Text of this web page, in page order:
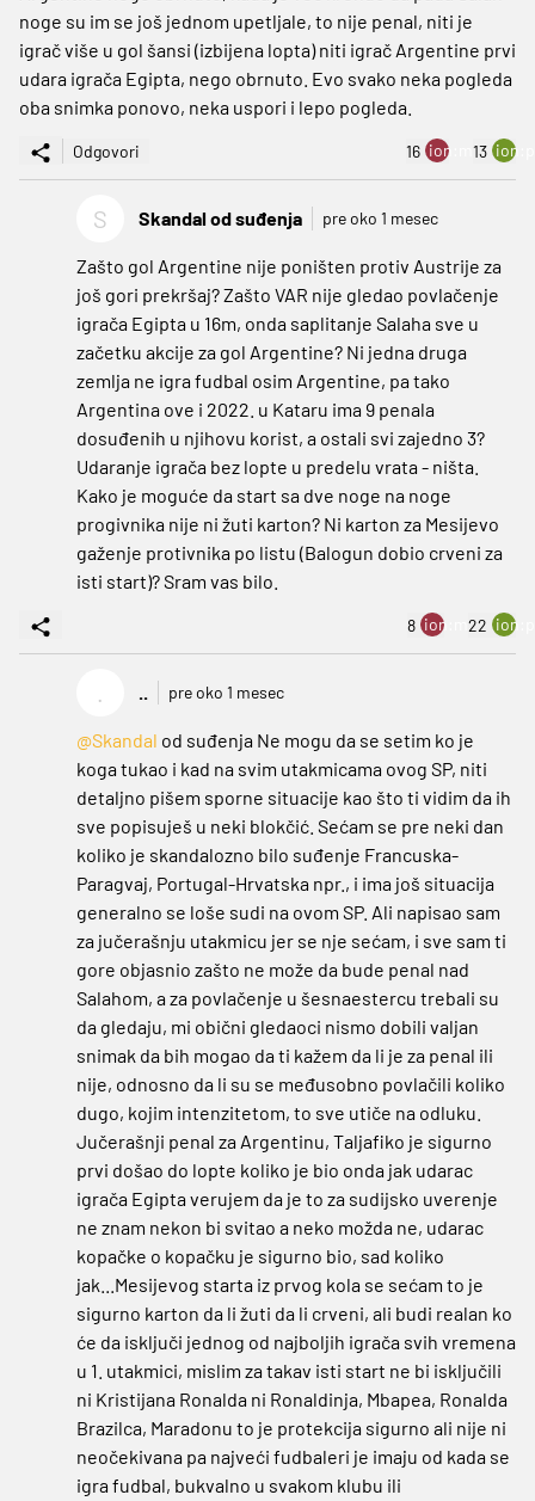
noge su im se još jednom upetljale, to nije penal, niti je
igrač više u gol šansi (izbijena lopta) niti igrač Argentine prvi
udara igrača Egipta, nego obrnuto. Evo svako neka pogleda
oba snimka ponovo, neka uspori i lepo pogleda.
Odgovori 16 ion:minus
13
S Skandal od suđenja pre oko 1 mesec
Zašto gol Argentine nije poništen protiv Austrije za
još gori prekršaj? Zašto VAR nije gledao povlačenje
igrača Egipta u 16m, onda saplitanje Salaha sve u
začetku akcije za gol Argentine? Ni jedna druga
zemlja ne igra fudbal osim Argentine, pa tako
Argentina ove i 2022. u Kataru ima 9 penala
dosuđenih u njihovu korist, a ostali svi zajedno 3?
Udaranje igrača bez lopte u predelu vrata - ništa.
Kako je moguće da start sa dve noge na noge
progivnika nije ni žuti karton? Ni karton za Mesijevo
gaženje protivnika po listu (Balogun dobio crveni za
isti start)? Sram vas bilo.
8 ion:minus
22
. .. pre oko 1 mesec
@Skandal od suđenja Ne mogu da se setim ko je
koga tukao i kad na svim utakmicama ovog SP, niti
detaljno pišem sporne situacije kao što ti vidim da ih
sve popisuješ u neki blokčić. Sećam se pre neki dan
koliko je skandalozno bilo suđenje Francuska-
Paragvaj, Portugal-Hrvatska npr., i ima još situacija
generalno se loše sudi na ovom SP. Ali napisao sam
za jučerašnju utakmicu jer se nje sećam, i sve sam ti
gore objasnio zašto ne može da bude penal nad
Salahom, a za povlačenje u šesnaestercu trebali su
da gledaju, mi obični gledaoci nismo dobili valjan
snimak da bih mogao da ti kažem da li je za penal ili
nije, odnosno da li su se međusobno povlačili koliko
dugo, kojim intenzitetom, to sve utiče na odluku.
Jučerašnji penal za Argentinu, Taljafiko je sigurno
prvi došao do lopte koliko je bio onda jak udarac
igrača Egipta verujem da je to za sudijsko uverenje
ne znam nekon bi svitao a neko možda ne, udarac
kopačke o kopačku je sigurno bio, sad koliko
jak...Mesijevog starta iz prvog kola se sećam to je
sigurno karton da li žuti da li crveni, ali budi realan ko
će da isključi jednog od najboljih igrača svih vremena
u 1. utakmici, mislim za takav isti start ne bi isključili
ni Kristijana Ronalda ni Ronaldinja, Mbapea, Ronalda
Brazilca, Maradonu to je protekcija sigurno ali nije ni
neočekivana pa najveći fudbaleri je imaju od kada se
igra fudbal, bukvalno u svakom klubu ili